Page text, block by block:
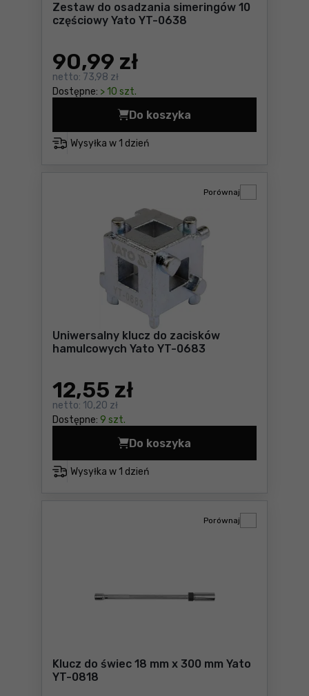
Zestaw do osadzania simeringów 10
częściowy Yato YT-0638
90,99 zł
netto: 73,98 zł
Dostępne: > 10 szt.
Wysyłka w 1 dzień
Do koszyka
Zestaw do osadzania
Uniwersalny klucz do zacisków
hamulcowych Yato YT-0683
12,55 zł
netto: 10,20 zł
Dostępne: 9 szt.
Porównaj
Wysyłka w 1 dzień
Do koszyka
Uniwersalny klucz do
Klucz do świec 18 mm x 300 mm Yato
YT-0818
Porównaj